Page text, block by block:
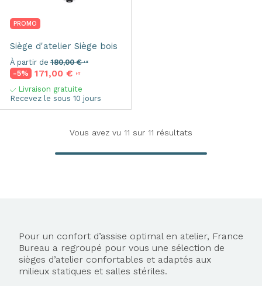
Pour un confort d’assise optimal en atelier, France
Bureau a regroupé pour vous une sélection de
sièges d’atelier confortables et adaptés aux
milieux statiques et salles stériles.
PROMO
Siège d'atelier Siège bois
À partir de 180,00 €HT
-5% 171,00 € HT
Livraison gratuite
Recevez le sous 10 jours
Vous avez vu 11 sur 11 résultats